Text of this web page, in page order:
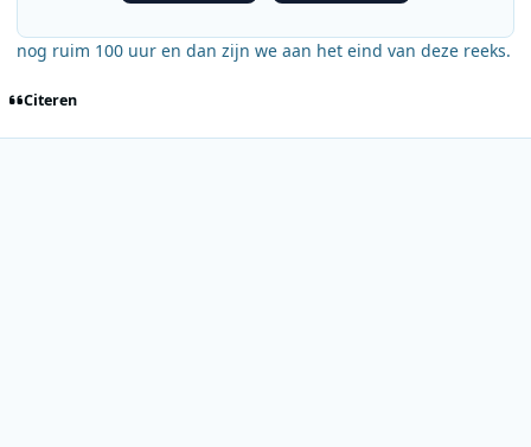
nog ruim 100 uur en dan zijn we aan het eind van deze reeks.
Citeren